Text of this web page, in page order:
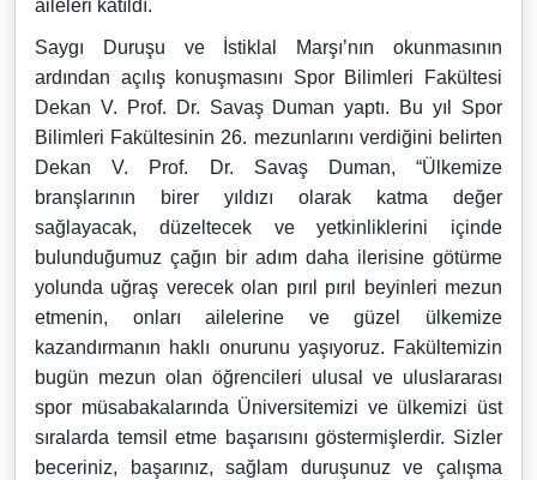
aileleri katıldı.
Saygı Duruşu ve İstiklal Marşı’nın okunmasının
ardından açılış konuşmasını Spor Bilimleri Fakültesi
Dekan V. Prof. Dr. Savaş Duman yaptı. Bu yıl Spor
Bilimleri Fakültesinin 26. mezunlarını verdiğini belirten
Dekan V. Prof. Dr. Savaş Duman, “Ülkemize
branşlarının birer yıldızı olarak katma değer
sağlayacak, düzeltecek ve yetkinliklerini içinde
bulunduğumuz çağın bir adım daha ilerisine götürme
yolunda uğraş verecek olan pırıl pırıl beyinleri mezun
etmenin, onları ailelerine ve güzel ülkemize
kazandırmanın haklı onurunu yaşıyoruz. Fakültemizin
bugün mezun olan öğrencileri ulusal ve uluslararası
spor müsabakalarında Üniversitemizi ve ülkemizi üst
sıralarda temsil etme başarısını göstermişlerdir. Sizler
beceriniz, başarınız, sağlam duruşunuz ve çalışma